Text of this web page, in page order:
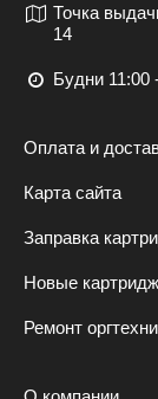
Точка
14
Будни 11:00
Оплата и
Карта сайта
Заправка
Новые
Ремонт